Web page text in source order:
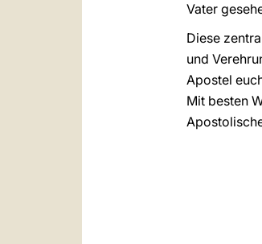
Vater
Diese
und
Apostel
Mit besten